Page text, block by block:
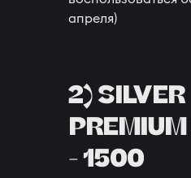
апреля)
2) SILVER
- 1500